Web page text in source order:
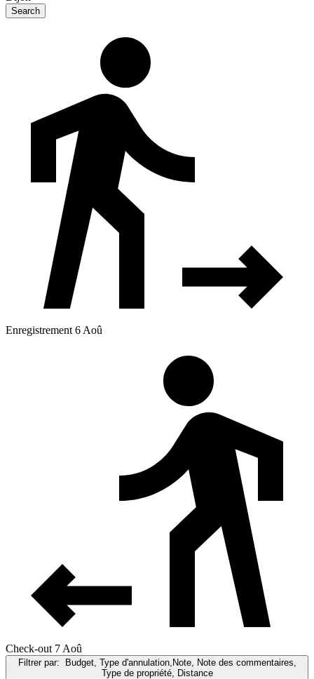
Search
Enregistrement 6 Aoû
Check-out 7 Aoû
Filtrer par: Budget, Type d'annulation,Note, Note des commentaires,
Type de propriété, Distance